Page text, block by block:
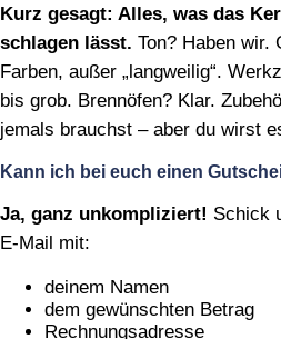
Kurz gesagt: Alles, was das
schlagen lässt. Ton? Haben wir.
Farben, außer „langweilig“.
bis grob. Brennöfen? Klar.
jemals brauchst – aber du wirst
Kann ich bei euch einen
Ja, ganz unkompliziert! Schick
E‑Mail mit:
deinem Namen
dem gewünschten Betrag
Rechnungsadresse